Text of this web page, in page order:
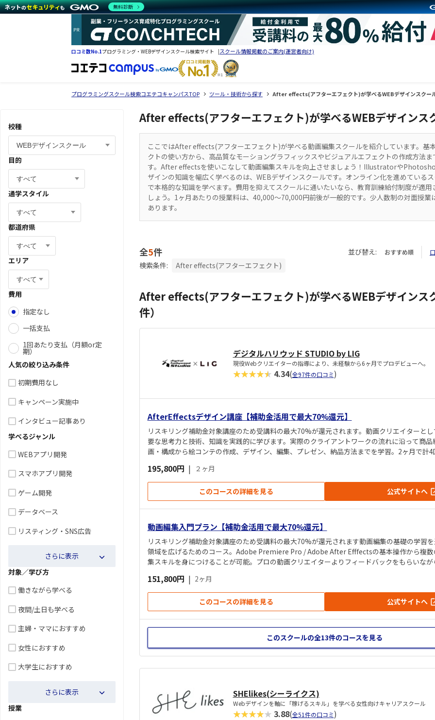
口コミ数No.1プログラミング・WEBデザインスクール検索サイト スクール情報掲載のご案内(運営者向け)
プログラミングスクール検索コエテコキャンパスTOP ツール・技術から探す After effects(アフターエフェクト)が学べるWEBデザインスクー
校種
目的
通学スタイル
都道府県
エリア
費用
指定なし
一括支払
1回あたり支払（月額or定
期）
人気の絞り込み条件
初期費用なし
キャンペーン実施中
インタビュー記事あり
学べるジャンル
WEBアプリ開発
スマホアプリ開発
ゲーム開発
データベース
リスティング・SNS広告
さらに表示
対象／学び方
働きながら学べる
夜間/土日も学べる
主婦・ママにおすすめ
女性におすすめ
大学生におすすめ
さらに表示
授業
After effects(アフターエフェクト)が学べるWEBデザインス
ここではAfter effects(アフターエフェクト)が学べる動画編集スクールを紹介しています。基
クトの使い方から、高品質なモーショングラフィックスやビジュアルエフェクトの作成方法
す。After effectsを使いこなして動画編集スキルを向上させましょう！Illustratorや
ザインの知識を幅広く学べるのは、WEBデザインスクールです。オンライン化を進めている
で本格的な知識を学べます。費用を抑えてスクールに通いたいなら、教育訓練給付制度が適用
しょう。1ヶ月あたりの授業料は、40,000〜70,000円前後が一般的です。少人数制の対面授業
あります。
全5件 並び替え: おすすめ順
検索条件: After effects(アフターエフェクト)
After effects(アフターエフェクト)が学べるWEBデザインス
件）
デジタルハリウッド STUDIO by LIG
現役Webクリエイターの指導により、未経験から6ヶ月でプロデビューへ。
★★★★★ 4.34(全97件の口コミ)
AfterEffectsデザイン講座【補助金活用で最大70%還元】
リスキリング補助金対象講座のため受講料の最大70%が還元されます。動画クリエイターと
要な思考力と技術、知識を実践的に学びます。実際のクライアントワークの流れに沿って商
画・構成から絵コンテの作成、デザイン、編集、プレゼン、納品方法までを学習。2ヶ月で計
195,800円 | ２ヶ月
このコースの詳細を見る 公式サイトへ
動画編集入門プラン【補助金活用で最大70%還元】
リスキリング補助金対象講座のため受講料の最大70%が還元されます動画編集の基礎の学習
領域を広げるためのコース。Adobe Premiere Pro / Adobe After Efffectsの基本操作から複数
集スキルを身につけることが可能。プロの動画クリエイターよりフィードバックをもらいな
151,800円 | 2ヶ月
このコースの詳細を見る 公式サイトへ
このスクールの全13件のコースを見る
SHElikes(シーライクス)
Webデザインを軸に「稼げるスキル」を学べる女性向けキャリアスクール
★★★★★ 3.88(全51件の口コミ)
無料診断